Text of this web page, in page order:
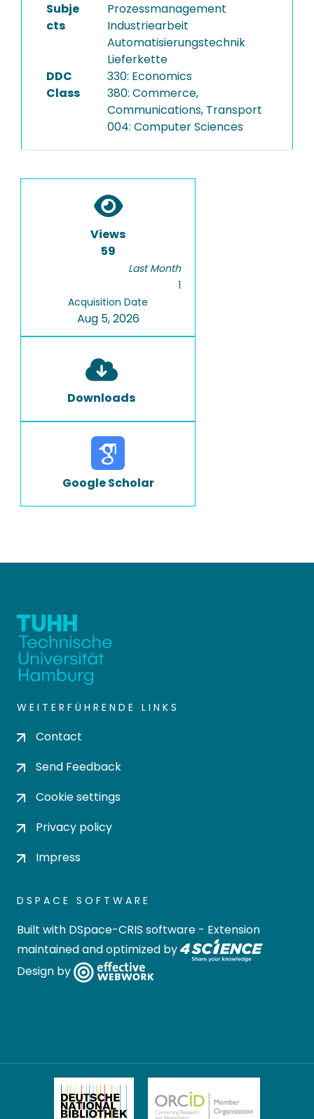
Subje
cts
Prozessmanagement
Industriearbeit
Automatisierungstechnik
Lieferkette
DDC
Class
330: Economics
380: Commerce,
Communications, Transport
004: Computer Sciences
Views
59
Last Month
1
Acquisition Date
Aug 5, 2026
Downloads
Google Scholar
WEITERFÜHRENDE LINKS
Contact
Send Feedback
Cookie settings
Privacy policy
Impress
DSPACE SOFTWARE
Built with DSpace-CRIS software - Extension
maintained and optimized by
Design by